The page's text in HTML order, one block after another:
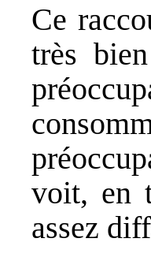
Ce
très
voit, en
assez